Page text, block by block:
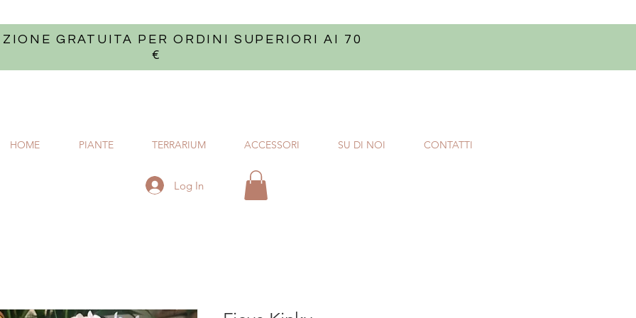
GRATUITA PER ORDINI SUPERIORI AI 70
€
HOME PIANTE TERRARIUM ACCESSORI SU DI NOI CONTATTI
Log In